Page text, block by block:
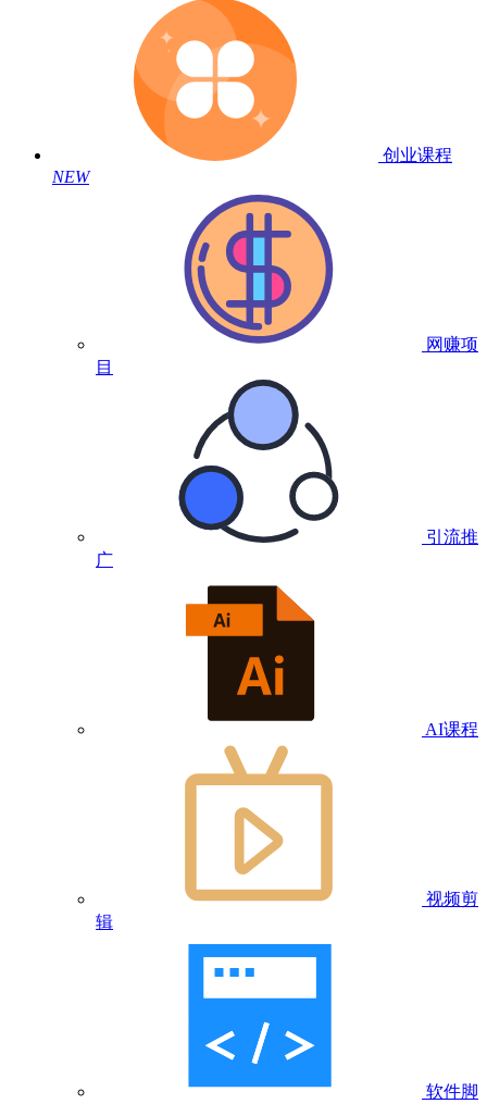
创业课程
NEW
网赚项
目
引流推
广
AI课程
视频剪
辑
软件脚